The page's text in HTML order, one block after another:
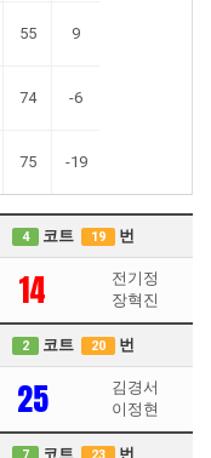
55 9
74 -6
75 -19
4 코트 19 번
14
전기정
장혁진
2 코트 20 번
25
김경서
이정현
코트 번